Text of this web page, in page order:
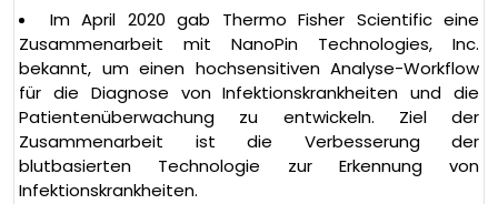
Im April 2020 gab Thermo Fisher Scientific eine
Zusammenarbeit mit NanoPin Technologies, Inc.
bekannt, um einen hochsensitiven Analyse-Workflow
für die Diagnose von Infektionskrankheiten und die
Patientenüberwachung zu entwickeln. Ziel der
Zusammenarbeit ist die Verbesserung der
blutbasierten Technologie zur Erkennung von
Infektionskrankheiten.